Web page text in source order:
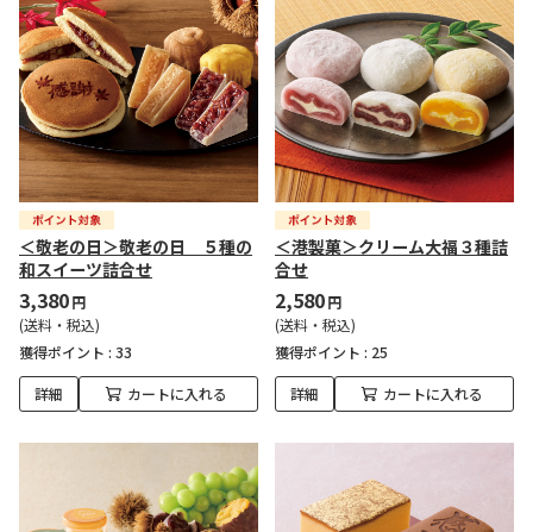
＜敬老の日＞敬老の日 ５種の
和スイーツ詰合せ
3,380円
(送料・税込)
獲得ポイント : 33
詳細 カートに入れる
＜港製菓＞クリーム大福３種詰
合せ
2,580円
(送料・税込)
獲得ポイント : 25
詳細 カートに入れる